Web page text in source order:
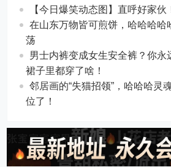
【今日爆笑动态图​】直呼好家伙
在山东万物皆可煎饼，哈哈哈哈
荡
男士内裤变成女生安全裤？你永
裙子里都穿了啥！
邻居画的“失猫招领”，哈哈哈灵
位了！